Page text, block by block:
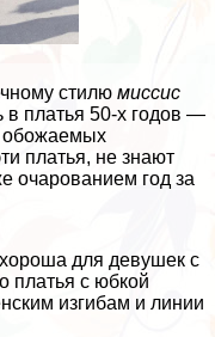
стилю миссис
платья 50-х годов —
обожаемых
платья, не знают
очарованием год за
хороша для дeвyшек с
платья с юбкой
изгибам и линии